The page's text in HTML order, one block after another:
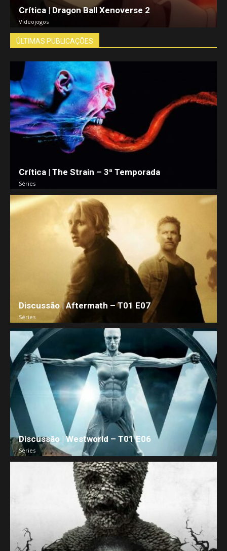
Crítica | Dragon Ball Xenoverse 2
Videojogos
ÚLTIMAS PUBLICAÇÕES
Crítica | The Strain – 3ª Temporada
Séries
Discussão | Aftermath – T01 E07
Séries
Discussão | Westworld – T01 E06
Séries